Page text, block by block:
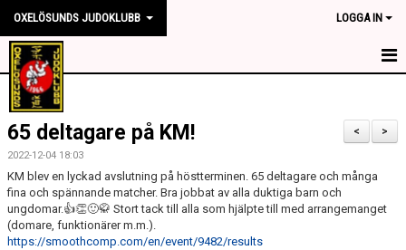
OXELÖSUNDS JUDOKLUBB LOGGA IN
HEM
NYHETER
OM KLUBBEN
TRÄNINGSTIDER
>
<
65 deltagare på KM!
2022-12-04 18:03
KM blev en lyckad avslutning på höstterminen. 65 deltagare och många
fina och spännande matcher. Bra jobbat av alla duktiga barn och
ungdomar.👍👏🙂🥋 Stort tack till alla som hjälpte till med arrangemanget
(domare, funktionärer m.m.).
https://smoothcomp.com/en/event/9482/results